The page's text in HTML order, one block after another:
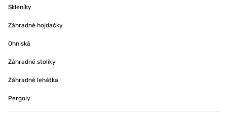
Skleníky
Záhradné hojdačky
Ohniská
Záhradné stolíky
Záhradné lehátka
Pergoly